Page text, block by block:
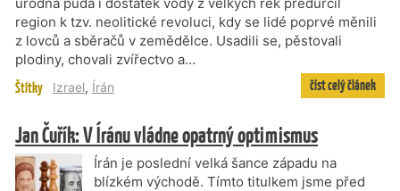
region k tzv. neolitické revoluci, kdy se lidé poprvé měnili
z lovců a sběračů v zemědělce. Usadili se, pěstovali
plodiny, chovali zvířectvo a…
Štítky Izrael, Írán číst celý článek
Jan Čuřík: V Íránu vládne opatrný optimismus
Írán je poslední velká šance západu na
blízkém východě. Tímto titulkem jsme před